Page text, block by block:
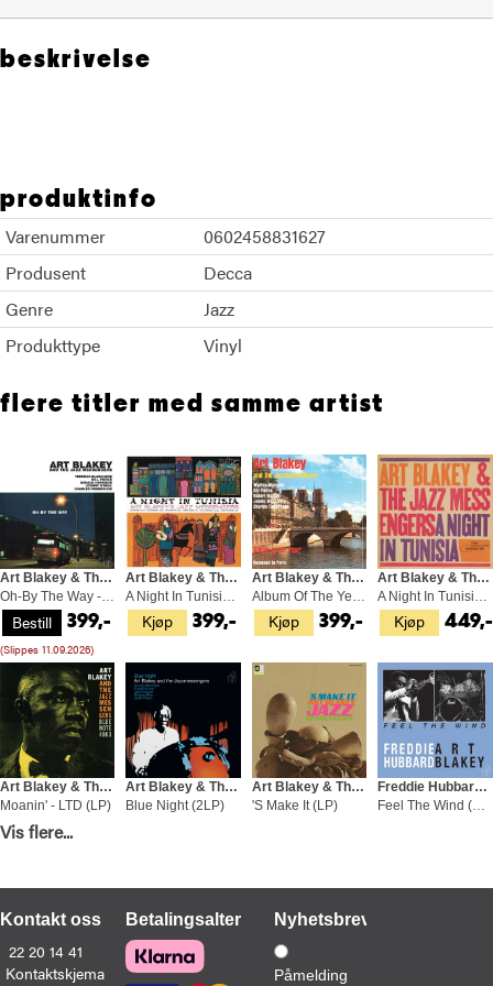
beskrivelse
produktinfo
Varenummer
0602458831627
Produsent
Decca
Genre
Jazz
Produkttype
Vinyl
flere titler med samme artist
Bestill
Art Blakey & The Jazz Messengers
Oh-By The Way - LTD (LP)
(Slippes 11.09.2026)
399,- Kjøp
Art Blakey & The Jazz Messengers
A Night In Tunisia - LTD (LP)
399,- Kjøp
Art Blakey & The Jazz Messengers
Album Of The Year (LP)
399,- Kjøp
Art Blakey & The Jazz Messengers
A Night In Tunisia (LP)
449,-
Kjøp
Art Blakey & The Jazz Messengers
Moanin' - LTD (LP)
449,-
Art Blakey & The Jazz Messengers
Blue Night (2LP)
Art Blakey & The Jazz Messengers
'S Make It (LP)
Freddie Hubbard & Art Blakey
Vis flere...
Kontakt oss
22 20 14 41
Kontaktskjema
BetalingsalternativerNyhetsbrev
Påmelding